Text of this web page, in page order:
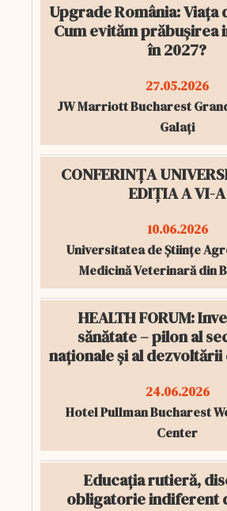
Upgrade România: Viața
Cum evităm prăbușirea
în 2027?
27.05.2026
JW Marriott Bucharest
Galați
CONFERINȚA
EDIȚIA A VI-A
10.06.2026
Universitatea de Științe
Medicină Veterinară din
HEALTH FORUM:
sănătate – pilon al
naționale și al
24.06.2026
Hotel Pullman Bucharest
Center
Educația rutieră,
obligatorie indiferent